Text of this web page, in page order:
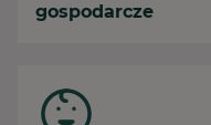
gospodarcze